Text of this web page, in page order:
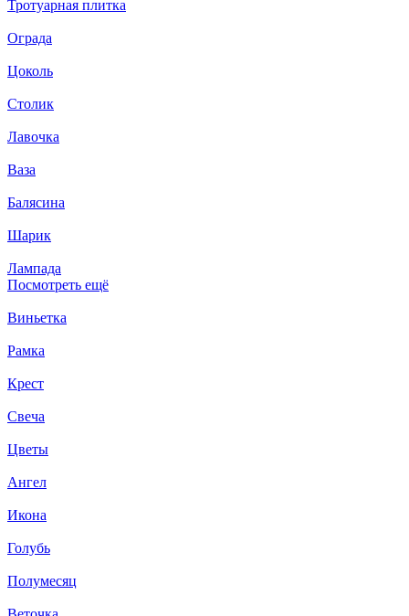
Тротуарная плитка
Ограда
Цоколь
Столик
Лавочка
Ваза
Балясина
Шарик
Лампада
Посмотреть ещё
Виньетка
Рамка
Крест
Свеча
Цветы
Ангел
Икона
Голубь
Полумесяц